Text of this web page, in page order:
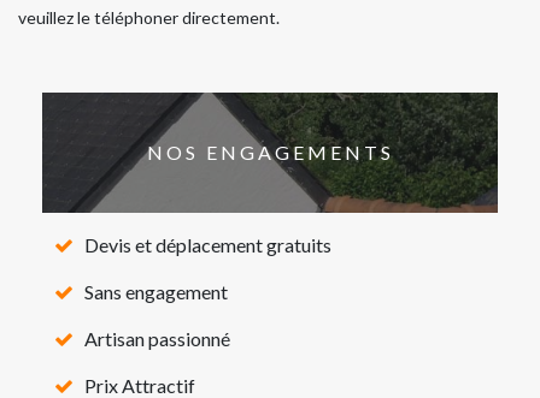
veuillez le téléphoner directement.
NOS ENGAGEMENTS
Devis et déplacement gratuits
Sans engagement
Artisan passionné
Prix Attractif